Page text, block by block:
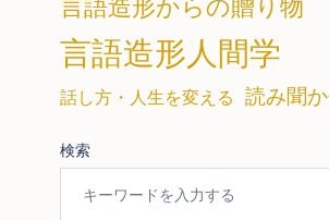
言語造形からの贈り物
言語造形人間学
話し方・人生を変える 読み聞
検索